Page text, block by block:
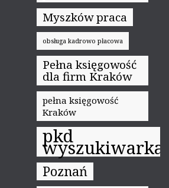
Myszków praca
obsługa kadrowo płacowa
Pełna księgowość
dla firm Kraków
pełna księgowość
Kraków
pkd
wyszukiwarka
Poznań